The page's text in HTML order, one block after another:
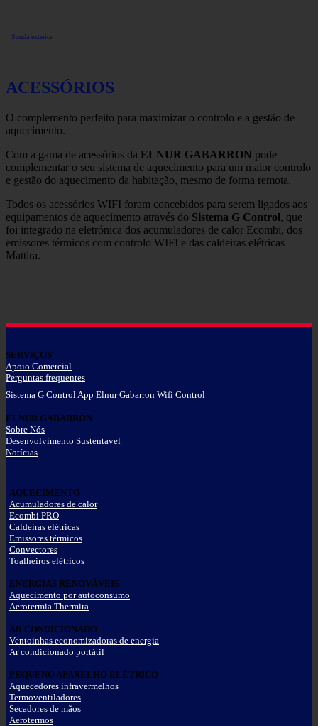
Sonda exterior
ACESSÓRIOS
O complemento perfeito para maximizar o controlo e a gestão de
aquecimento.
Com a gama de acessórios da ELNUR GABARRON pode
complementar o seu sistema de aquecimento para um maior controlo
e gestão do aquecimento da habitação, mesmo de forma remota.
Todos os acessórios WIFI foram concebidos para serem ligados aos
equipamentos de aquecimento através do Sistema G Control, que
foi integrado na eletrónica dos acumuladores de calor Ecombi, dos
emissores térmicos com controlo WIFI e das caldeiras elétricas
Mattira.
SERVIÇOS
Apoio Comercial
Perguntas frequentes
Sistema G Control App Elnur Gabarron Wifi Control
ELNUR GABARRON
Sobre Nós
Desenvolvimento Sustentavel
Notícias
AQUECIMENTO
Acumuladores de calor
Ecombi PRO
Caldeiras elétricas
Emissores térmicos
Convectores
Toalheiros elétricos
ENERGIAS RENOVÁVEIS
Aquecimento por autoconsumo
Aerotermia Thermira
AR CONDICIONADO
Ventoinhas economizadoras de energia
Ar condicionado portátil
PEQUENO APARELHO ELÉTRICO
Aquecedores infravermelhos
Termoventiladores
Secadores de mãos
Aerotermos